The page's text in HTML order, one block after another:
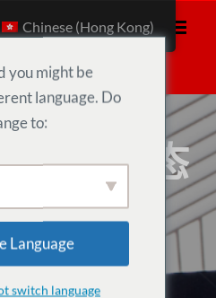
社会生态
Chinese (Hong Kong)
you might be
language. Do
to:
Language
switch language